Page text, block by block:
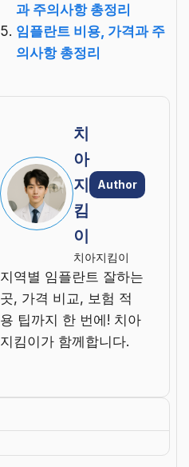
과 주의사항 총정리
임플란트 비용, 가격과 주
의사항 총정리
치
아
지
킴
이
Author
치아지킴이
지역별 임플란트 잘하는
곳, 가격 비교, 보험 적
용 팁까지 한 번에! 치아
지킴이가 함께합니다.